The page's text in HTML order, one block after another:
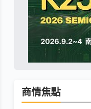
商情焦點